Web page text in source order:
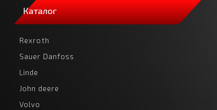
Каталог
Rexroth
Sauer Danfoss
Linde
John deere
Volvo